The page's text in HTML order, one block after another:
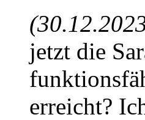
jetzt die
erreicht?